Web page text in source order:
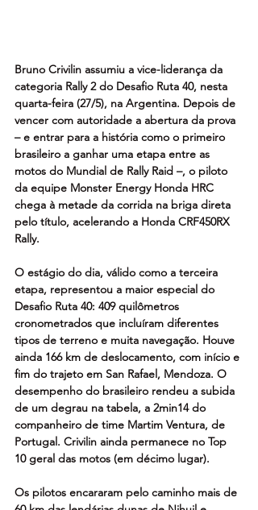
Bruno Crivilin assumiu a vice-liderança da
categoria Rally 2 do Desafio Ruta 40, nesta
quarta-feira (27/5), na Argentina. Depois de
vencer com autoridade a abertura da prova
– e entrar para a história como o primeiro
brasileiro a ganhar uma etapa entre as
motos do Mundial de Rally Raid –, o piloto
da equipe Monster Energy Honda HRC
chega à metade da corrida na briga direta
pelo título, acelerando a Honda CRF450RX
Rally.
O estágio do dia, válido como a terceira
etapa, representou a maior especial do
Desafio Ruta 40: 409 quilômetros
cronometrados que incluíram diferentes
tipos de terreno e muita navegação. Houve
ainda 166 km de deslocamento, com início e
fim do trajeto em San Rafael, Mendoza. O
desempenho do brasileiro rendeu a subida
de um degrau na tabela, a 2min14 do
companheiro de time Martim Ventura, de
Portugal. Crivilin ainda permanece no Top
10 geral das motos (em décimo lugar).
Os pilotos encararam pelo caminho mais de